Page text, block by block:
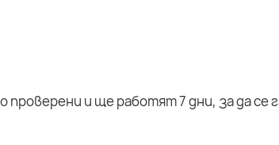
проверени и ще работят 7 дни, за да се